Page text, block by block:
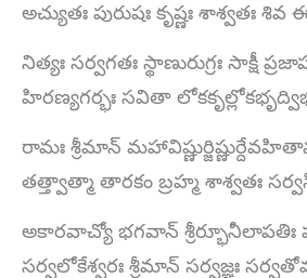
అచ్యుతః పురుషః కృష్ణః శాశ్వతః శివ
నిత్యః సర్వగతః స్థాణురుగ్రః సాక్షీ
హిరణ్యగర్భః సవితా
రామః శ్రీమాన్
తత్త్వాత్మా తారకం బ్రహ్మ శాశ్వతః
అకారవాచ్యో భగవాన్ శ్రీర్భూనీలాపతిః
సర్వలోకేశ్వరః శ్రీమాన్ సర్వజ్ఞః